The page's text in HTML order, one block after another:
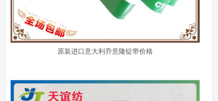
原装进口意大利乔意隆锭带价格